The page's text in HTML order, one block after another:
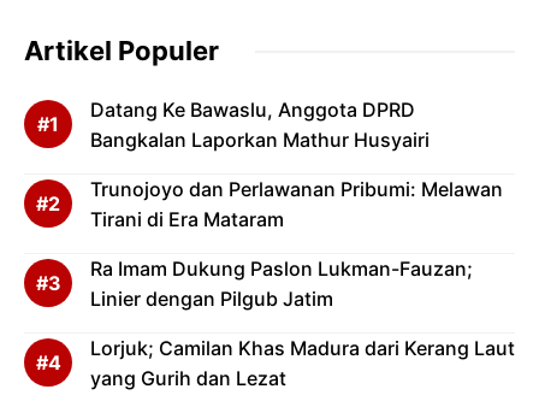
Artikel Populer
Datang Ke Bawaslu, Anggota DPRD
Bangkalan Laporkan Mathur Husyairi
Trunojoyo dan Perlawanan Pribumi: Melawan
Tirani di Era Mataram
Ra Imam Dukung Paslon Lukman-Fauzan;
Linier dengan Pilgub Jatim
Lorjuk; Camilan Khas Madura dari Kerang Laut
yang Gurih dan Lezat